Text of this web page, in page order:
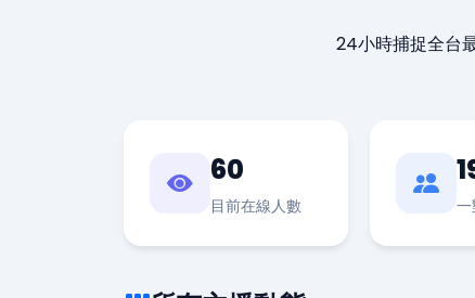
24小時捕捉全台
60
目前在線人數